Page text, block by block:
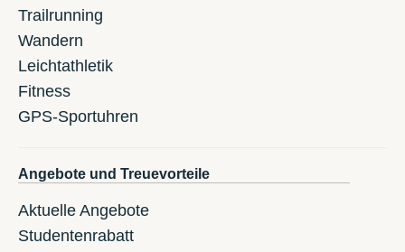
Trailrunning
Wandern
Leichtathletik
Fitness
GPS-Sportuhren
Angebote und Treuevorteile
Aktuelle Angebote
Studentenrabatt